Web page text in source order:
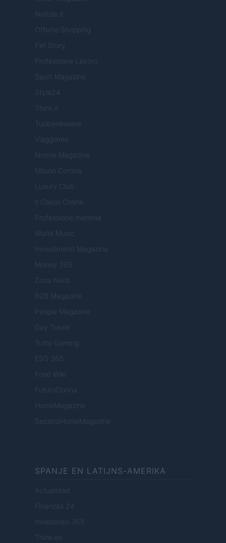
Notizie.it
Offerte Shopping
Pet Story
Professione Lavoro
Sport Magazine
Style24
Think.it
Tuobenessere
Viaggiamo
Nonne Magazine
Milano Cortina
Luxury Club
Il Calcio Online
Professione mamma
World Music
Investimenti Magazine
Money 365
Zona Nerd
B2B Magazine
People Magazine
Day Travel
Tutto Gaming
ESG 365
Food Wiki
FuturoDonna
HomeMagazine
SecondHomeMagazine
SPANJE EN LATIJNS-AMERIKA
Actualidad
Finanzas 24
Investindo 365
Think.es